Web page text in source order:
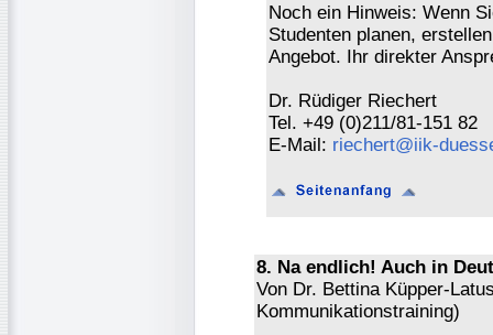
Noch ein Hinweis: Wenn
Studenten planen,
Angebot. Ihr direkter
Dr. Rüdiger Riechert
Tel. +49 (0)211/81-151 82
E-Mail: riechert@iik-
8. Na endlich! Auch in
Von Dr. Bettina Küpper-
Kommunikationstraining)